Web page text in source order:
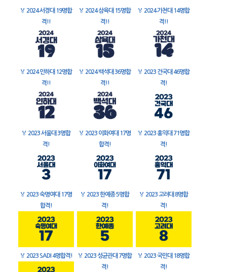
🏅 2024 서경대 19명합
격!!
🏅 2024 삼육대 15명합
격!!
🏅 2024 가천대 14명합
격!!
🏅 2024 인하대 12명합
격!!
🏅 2024 백석대 36명합
격!!
🏅 2023 건국대 46명합
격!
🏅 2023 서울대 3명합
격!
🏅 2023 이화여대 17명
합격!
🏅 2023 홍익대 71명합
격!
🏅 2023 숙명여대 17명
합격!
🏅 2023 한예종 5명합
격!
🏅 2023 고려대 8명합
격!
🏅 2023 SADI 4명합격! 🏅 2023 성균관대 7명합
격!
🏅 2023 국민대 18명합
격!